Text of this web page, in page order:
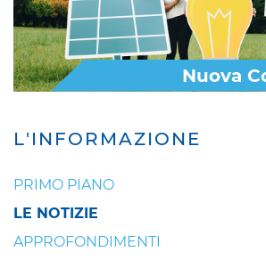
L'INFORMAZIONE
PRIMO PIANO
LE NOTIZIE
APPROFONDIMENTI
Nuova